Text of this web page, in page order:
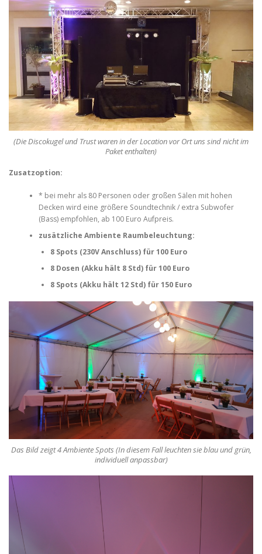
(Die Discokugel und Trust waren in der Location vor Ort uns sind nicht im
Paket enthalten)
Zusatzoption:
* bei mehr als 80 Personen oder großen Sälen mit hohen
Decken wird eine größere Soundtechnik / extra Subwofer
(Bass) empfohlen, ab 100 Euro Aufpreis.
zusätzliche Ambiente Raumbeleuchtung:
8 Spots (230V Anschluss) für 100 Euro
8 Dosen (Akku hält 8 Std) für 100 Euro
8 Spots (Akku hält 12 Std) für 150 Euro
Das Bild zeigt 4 Ambiente Spots (In diesem Fall leuchten sie blau und grün,
individuell anpassbar)